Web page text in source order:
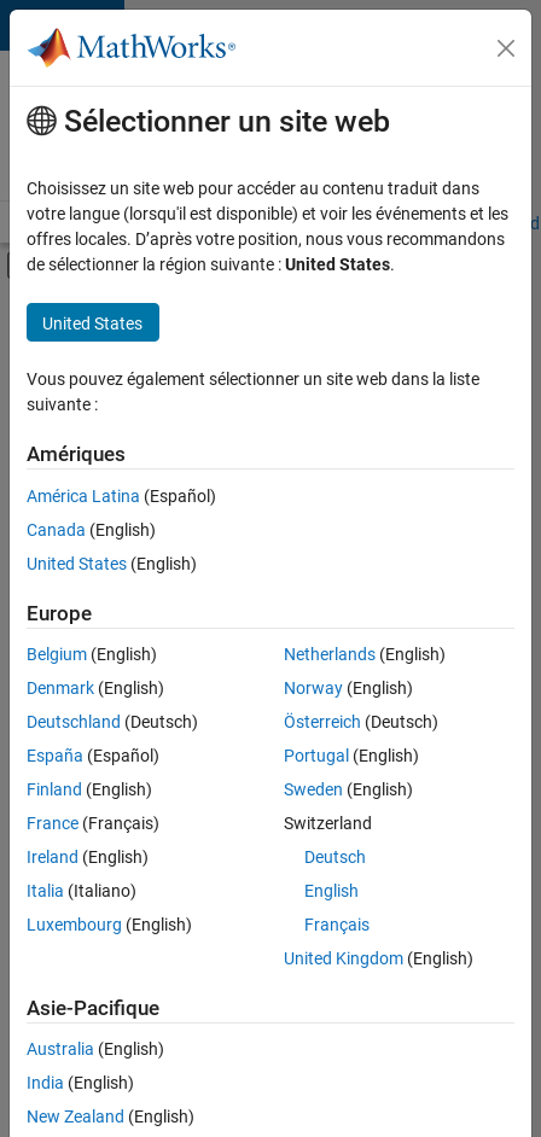
Passer au contenu
Votre
carrière
chez
Accueil Explorer nos opportunités Adresses de nos bureaux
Activer/désactiver l'affichage du menu
Contenu principal
FILTRER PAR
Technologies de l’information
Ventes pour l'éducation
Équipe Business Model
Actuellement,
aucune
offre
d'emploi
correspondant
à vos
critères
de
recherche.
Vous
pouvez
élargir
votre
recherche
ou
afficher
l’ensemble
d'emploi.
malgré
tout
vous
Sélectionner un site web
Choisissez un site web pour accéder au contenu traduit dans
votre langue (lorsqu'il est disponible) et voir les événements et les
offres locales. D’après votre position, nous vous recommandons
de sélectionner la région suivante :United States.
United States
Vous pouvez également sélectionner un site web dans la liste
suivante :
Amériques
América Latina (Español)
Canada (English)
United States (English)
Europe
Belgium (English)
Denmark (English)
Deutschland (Deutsch)
España (Español)
Finland (English)
France (Français)
Ireland (English)
Italia (Italiano)
Luxembourg (English)
Netherlands(English)
Norway(English)
Österreich (Deutsch)
Portugal (English)
Sweden (English)
Switzerland
Deutsch
English
Français
United Kingdom(English)
Asie-Pacifique
Australia (English)
India (English)
New Zealand (English)